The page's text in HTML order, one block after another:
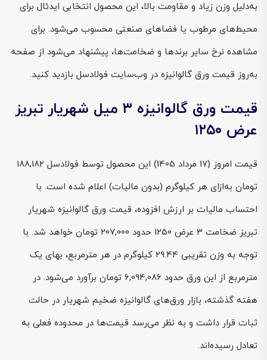
به‌دلیل وزن زیاد و مقاومت بالا، این محصول انتخابی ایدئال برای
محیط‌های مرطوب یا فضاهای صنعتی محسوب می‌شود. برای
مشاهده نرخ سایر برندها و ضخامت‌ها، پیشنهاد می‌شود از صفحه
به‌روز قیمت ورق گالوانیزه در وب‌سایت فولادسل بازدید کنید.
قیمت ورق گالوانیزه ۳ میل شهریار تبریز
عرض ۱۲۵۰
قیمت امروز (17 مرداد 1405) این محصول توسط فولادسل 188,182
تومان به‌ازای هر کیلوگرم (بدون مالیات) اعلام شده است. با
احتساب مالیات بر ارزش افزوده، قیمت ورق گالوانیزه شهریار
تبریز ضخامت 3 عرض 1250 حدود 207,000 تومان خواهد شد. با
توجه به وزن تقریبی ۲۹.۴۴ کیلوگرم در هر مترمربع، بهای یک
مترمربع از این ورق حدود 6,094,086 تومان برآورد می‌شود. در
هفته گذشته، بازار ورق‌های گالوانیزه ضخیم شهریار در حالت
ثبات قرار داشت و به نظر می‌رسد قیمت‌ها در محدوده فعلی به
تعادل رسیده‌اند.